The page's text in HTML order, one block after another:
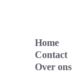
Home
Contact
Over ons